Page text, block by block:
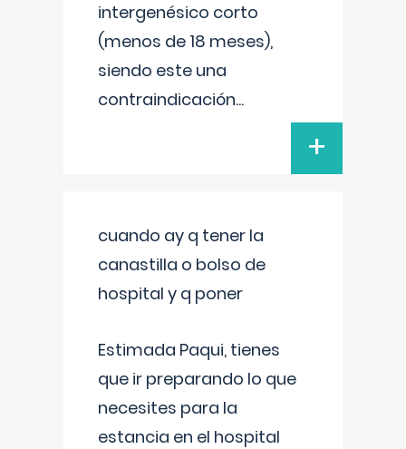
intergenésico corto
(menos de 18 meses),
siendo este una
contraindicación...
+
cuando ay q tener la
canastilla o bolso de
hospital y q poner
Estimada Paqui, tienes
que ir preparando lo que
necesites para la
estancia en el hospital